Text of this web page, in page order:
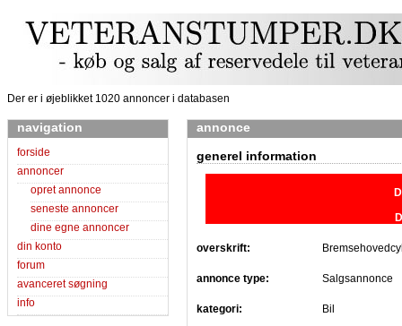
Der er i øjeblikket 1020 annoncer i databasen
navigation
forside
annoncer
opret annonce
seneste annoncer
dine egne annoncer
din konto
forum
avanceret søgning
info
annonce
generel information
overskrift:
annonce type: Salgsannonce
kategori: Bil